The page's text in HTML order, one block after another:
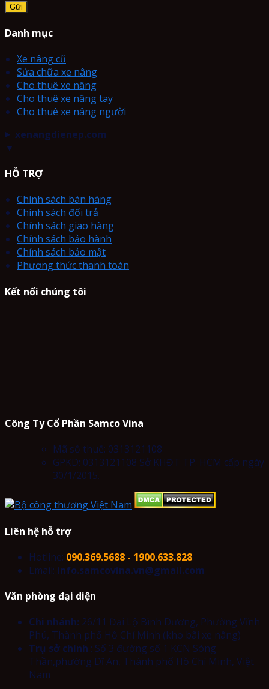
Danh mục
Xe nâng cũ
Sửa chữa xe nâng
Cho thuê xe nâng
Cho thuê xe nâng tay
Cho thuê xe nâng người
xenangdienep.com
▼
HỖ TRỢ
Chính sách bán hàng
Chính sách đổi trả
Chính sách giao hàng
Chính sách bảo hành
Chính sách bảo mật
Phương thức thanh toán
Kết nối chúng tôi
Công Ty Cổ Phần Samco Vina
Mã số thuế: 0313121108
GPKD: 0313121108 Sở KHĐT TP. HCM cấp ngày
30/1/2015.
Liên hệ hỗ trợ
Hotline: 090.369.5688 - 1900.633.828
Email: info.samcovina.vn@gmail.com
Văn phòng đại diện
Chi nhánh: 26/11 Đại Lộ Bình Dương, Phường Vĩnh
Phú, Thành phố Hồ Chí Minh (kho bãi xe nâng)
Trụ sở chính : Số 3 đường số 1 KCN Sóng
Thần,phường Dĩ An, Thành phố Hồ Chí Minh, Việt
Nam